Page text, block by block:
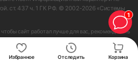
Отследить
Избранное Корзина
ст. 437 ч. 1 ГК РФ. © 2002-2026 «Системы
сайт работал лучше для вас, рекомендовать
на сайте. Оставаясь на сайте, вы
соглашения
1